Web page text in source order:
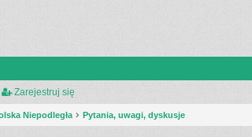
Zarejestruj się
Niepodległa Pytania, uwagi, dyskusje